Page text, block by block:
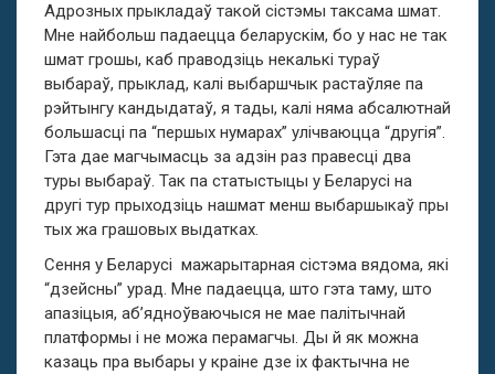
Адрозных прыкладаў такой сістэмы таксама шмат.
Мне найбольш падаецца беларускім, бо у нас не так
шмат грошы, каб праводзіць некалькі тураў
выбараў, прыклад, калі выбаршчык растаўляе па
рэйтынгу кандыдатаў, я тады, калі няма абсалютнай
большасці па “першых нумарах” улічваюцца “другія”.
Гэта дае магчымасць за адзін раз правесці два
туры выбараў. Так па статыстыцы у Беларусі на
другі тур прыходзіць нашмат менш выбаршыкаў пры
тых жа грашовых выдатках.
Сення у Беларусі мажарытарная сістэма вядома, які
“дзейсны” урад. Мне падаецца, што гэта таму, што
апазіцыя, аб’ядноўваючыся не мае палітычнай
платформы і не можа перамагчы. Ды й як можна
казаць пра выбары у краіне дзе іх фактычна не